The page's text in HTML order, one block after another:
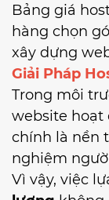
Bảng giá
hàng chọn
xây dựng
Giải Pháp
Trong môi
website hoạt
chính là nền
nghiệm
Vì vậy, việc